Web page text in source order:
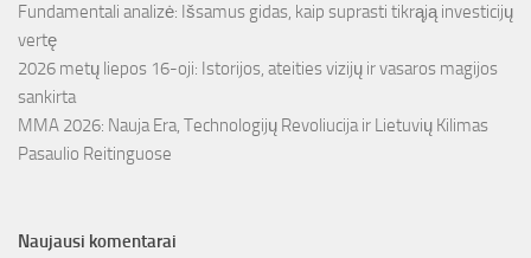
Fundamentali analizė: Išsamus gidas, kaip suprasti tikrąją investicijų
vertę
2026 metų liepos 16-oji: Istorijos, ateities vizijų ir vasaros magijos
sankirta
MMA 2026: Nauja Era, Technologijų Revoliucija ir Lietuvių Kilimas
Pasaulio Reitinguose
Naujausi komentarai